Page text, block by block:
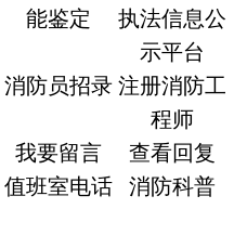
能鉴定
执法信息公
示平台
消防员招录注册消防工
程师
我要留言
查看回复
值班室电话 消防科普